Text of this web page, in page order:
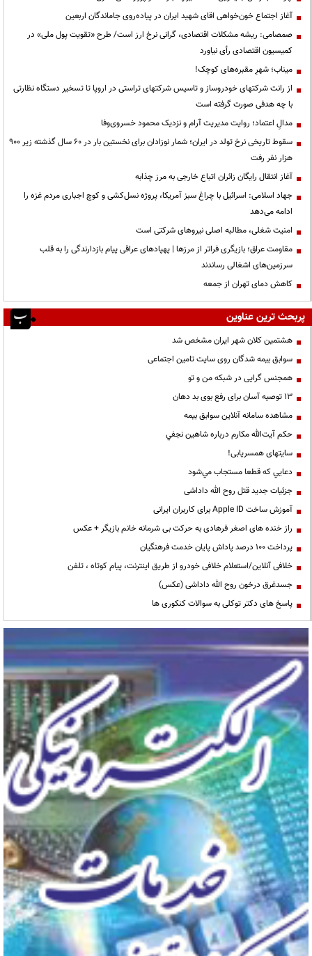
آغاز اجتماع خون‌خواهی اقای شهید ایران در پیاده‌روی جاماندگان اربعین
صمصامی: ریشه مشکلات اقتصادی، گرانی نرخ ارز است/ طرح «تقویت پول ملی» در
کمیسیون اقتصادی رأی نیاورد
میناب؛ شهرِ مقبره‌های کوچک!
از رانت‌ شرکتهای خودروساز و تاسیس شرکتهای تراستی در اروپا تا تسخیر دستگاه نظارتی
با چه هدفی صورت گرفته است
مدالِ اعتماد؛ روایت مدیریت آرام و نزدیک محمود خسروی‌وفا
سقوط تاریخی نرخ تولد در ایران؛ شمار نوزادان برای نخستین بار در ۶۰ سال گذشته زیر ۹۰۰
هزار نفر رفت
آغاز انتقال رایگان زائران اتباع خارجی به مرز چذابه
جهاد اسلامی: اسرائیل با چراغ سبز آمریکا، پروژه نسل‌کشی و کوچ اجباری مردم غزه را
ادامه می‌دهد
‌امنیت شغلی، مطالبه اصلی نیروهای شرکتی است
مقاومت عراق؛ بازیگری فراتر از مرزها | پهپادهای عراقی پیام بازدارندگی را به قلب
سرزمین‌های اشغالی رساندند
کاهش دمای تهران از جمعه
پربحث ترین عناوین
هشتمین کلان شهر ایران مشخص شد
سوابق بیمه شدگان روی سایت تامین اجتماعی
همجنس گرایی در شبکه من و تو
13 توصیه آسان برای رفع بوی بد دهان
مشاهده سامانه آنلاين سوابق بیمه
حكم آيت‌الله مكارم درباره شاهين نجفي
سایتهای همسریابی!
دعايي كه قطعا مستجاب مي‌شود
جزئیات جدید قتل روح الله داداشی
آموزش ساخت Apple ID برای کاربران ایرانی
راز خنده های اصغر فرهادی به حرکت بی شرمانه خانم بازیگر + عکس
پرداخت ۱۰۰ درصد پاداش پایان خدمت فرهنگیان
خلافی آنلاین/استعلام خلافی خودرو از طریق اینترنت، پیام کوتاه ، تلفن
جسدغرق درخون روح الله داداشی (عکس)
پاسخ های دکتر توکلی به سوالات کنکوری ها